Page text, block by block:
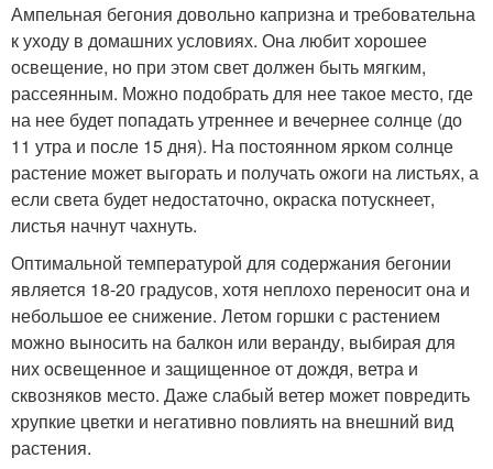
Ампельная бегония довольно капризна и требовательна
к уходу в домашних условиях. Она любит хорошее
освещение, но при этом свет должен быть мягким,
рассеянным. Можно подобрать для нее такое место, где
на нее будет попадать утреннее и вечернее солнце (до
11 утра и после 15 дня). На постоянном ярком солнце
растение может выгорать и получать ожоги на листьях, а
если света будет недостаточно, окраска потускнеет,
листья начнут чахнуть.
Оптимальной температурой для содержания бегонии
является 18-20 градусов, хотя неплохо переносит она и
небольшое ее снижение. Летом горшки с растением
можно выносить на балкон или веранду, выбирая для
них освещенное и защищенное от дождя, ветра и
сквозняков место. Даже слабый ветер может повредить
хрупкие цветки и негативно повлиять на внешний вид
растения.